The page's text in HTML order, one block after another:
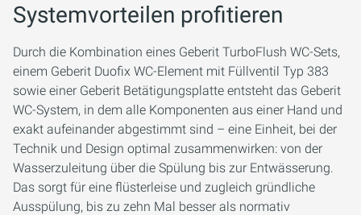
Systemvorteilen profitieren
Durch die Kombination eines Geberit TurboFlush WC-Sets,
einem Geberit Duofix WC-Element mit Füllventil Typ 383
sowie einer Geberit Betätigungsplatte entsteht das Geberit
WC-System, in dem alle Komponenten aus einer Hand und
exakt aufeinander abgestimmt sind – eine Einheit, bei der
Technik und Design optimal zusammenwirken: von der
Wasserzuleitung über die Spülung bis zur Entwässerung.
Das sorgt für eine flüsterleise und zugleich gründliche
Ausspülung, bis zu zehn Mal besser als normativ